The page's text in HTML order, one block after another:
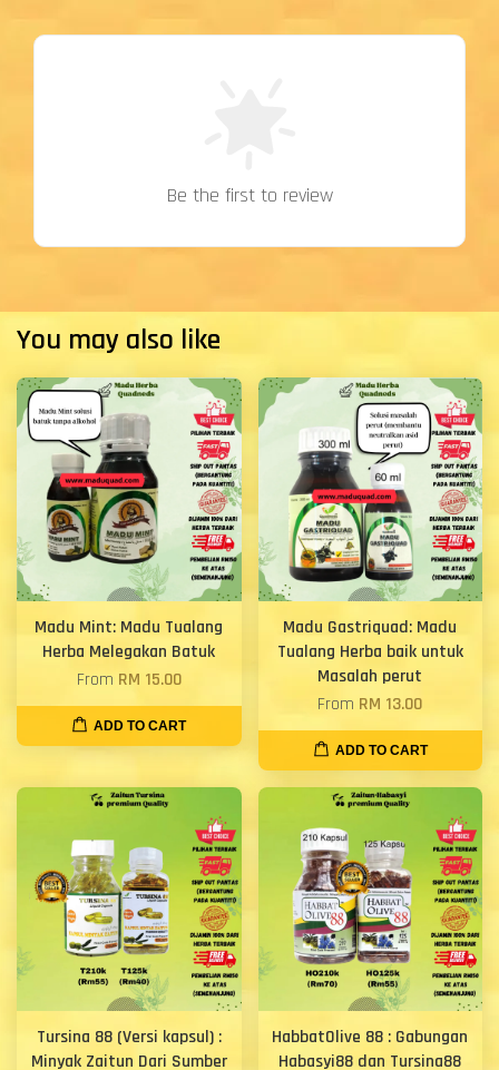
Be the first to review
You may also like
Madu Mint: Madu Tualang
Herba Melegakan Batuk
From RM 15.00
ADD TO CART
Madu Gastriquad: Madu
Tualang Herba baik untuk
Masalah perut
From RM 13.00
ADD TO CART
Tursina 88 (Versi kapsul) :
Minyak Zaitun Dari Sumber
HabbatOlive 88 : Gabungan
Habasyi88 dan Tursina88